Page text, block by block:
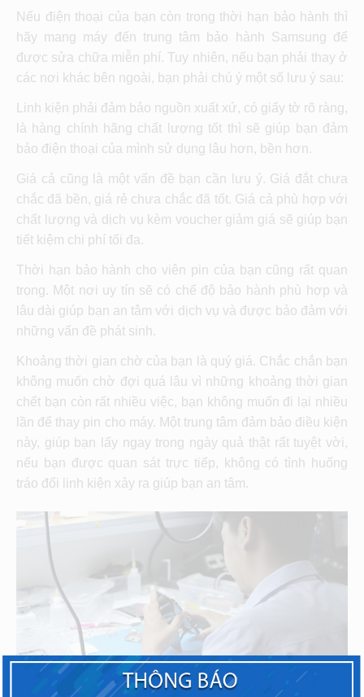
Nếu điện thoại của bạn còn trong thời hạn bảo hành thì
hãy mang máy đến trung tâm bảo hành Samsung để
được sửa chữa miễn phí. Tuy nhiên, nếu bạn phải thay ở
các nơi khác bên ngoài, bạn phải chú ý một số lưu ý sau:
Linh kiện phải đảm bảo nguồn xuất xứ, có giấy tờ rõ ràng,
là hàng chính hãng chất lượng tốt thì sẽ giúp bạn đảm
bảo điện thoại của mình sử dụng lâu hơn, bền hơn.
Giá cả cũng là một vấn đề bạn cần lưu ý. Giá đắt chưa
chắc đã bền, giá rẻ chưa chắc đã tốt. Giá cả phù hợp với
chất lượng và dịch vụ kèm voucher giảm giá sẽ giúp bạn
tiết kiệm chi phí tối đa.
Thời hạn bảo hành cho viên pin của bạn cũng rất quan
trọng. Một nơi uy tín sẽ có chế độ bảo hành phù hợp và
lâu dài giúp bạn an tâm với dịch vụ và được bảo đảm với
những vấn đề phát sinh.
Khoảng thời gian chờ của bạn là quý giá. Chắc chắn bạn
không muốn chờ đợi quá lâu vì những khoảng thời gian
chết bạn còn rất nhiều việc, bạn không muốn đi lại nhiều
lần để thay pin cho máy. Một trung tâm đảm bảo điều kiện
này, giúp bạn lấy ngay trong ngày quả thật rất tuyệt vời,
nếu bạn được quan sát trực tiếp, không có tình huống
tráo đổi linh kiện xảy ra giúp bạn an tâm.